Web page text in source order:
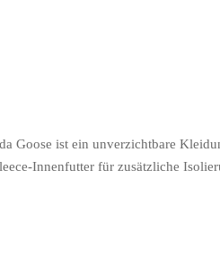
Goose ist ein unverzichtbare
Innenfutter für zusätzliche